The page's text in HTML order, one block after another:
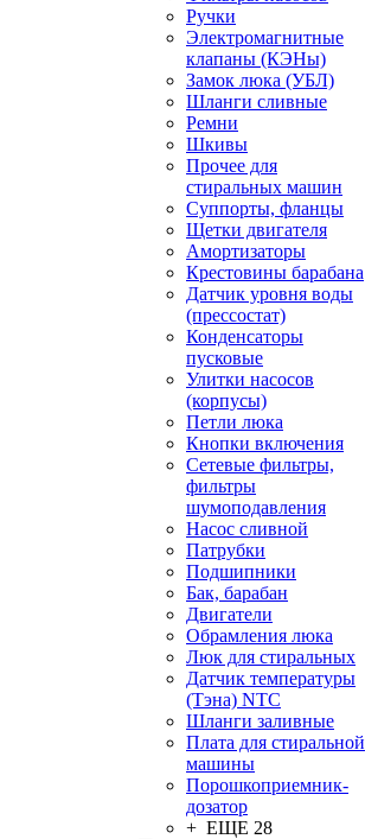
Ручки
Электромагнитные
клапаны (КЭНы)
Замок люка (УБЛ)
Шланги сливные
Ремни
Шкивы
Прочее для
стиральных машин
Суппорты, фланцы
Щетки двигателя
Амортизаторы
Крестовины барабана
Датчик уровня воды
(прессостат)
Конденсаторы
пусковые
Улитки насосов
(корпусы)
Петли люка
Кнопки включения
Сетевые фильтры,
фильтры
шумоподавления
Насос сливной
Патрубки
Подшипники
Бак, барабан
Двигатели
Обрамления люка
Люк для стиральных
Датчик температуры
(Тэна) NTC
Шланги заливные
Плата для стиральной
машины
Порошкоприемник-
дозатор
+ ЕЩЕ 28